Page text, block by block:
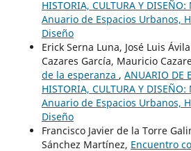
HISTORIA, CULTURA Y
Anuario de Espacios Urbanos,
Diseño
Erick Serna Luna, José Luis
Cazares García, Mauricio
de la esperanza , ANUARIO DE
HISTORIA, CULTURA Y
Anuario de Espacios Urbanos,
Diseño
Francisco Javier de la Torre
Sánchez Martínez, Encuentro